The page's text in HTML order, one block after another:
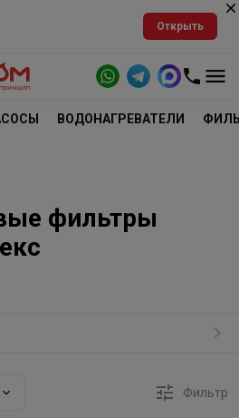
Открыть
ВОДОНАГРЕВАТЕЛИ
фильтры
Фильтр